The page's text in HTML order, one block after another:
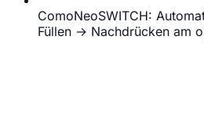
ComoNeoSWITCH:
Füllen → Nachdrücken am